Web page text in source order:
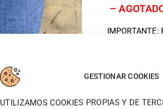
GESTIONAR COOKIES
UTILIZAMOS COOKIES PROPIAS Y DE
–
Si prefieres